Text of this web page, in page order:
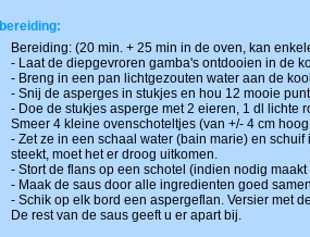
bereiding:
Bereiding: (20 min. + 25 min in de oven, kan
- Laat de diepgevroren gamba's ontdooien in de
- Breng in een pan lichtgezouten water aan de
- Snij de asperges in stukjes en hou 12 mooie
- Doe de stukjes asperge met 2 eieren, 1 dl lichte
Smeer 4 kleine ovenschoteltjes (van +/- 4 cm
- Zet ze in een schaal water (bain marie) en
steekt, moet het er droog uitkomen.
- Stort de flans op een schotel (indien nodig
- Maak de saus door alle ingredienten goed
- Schik op elk bord een aspergeflan. Versier met
De rest van de saus geeft u er apart bij.